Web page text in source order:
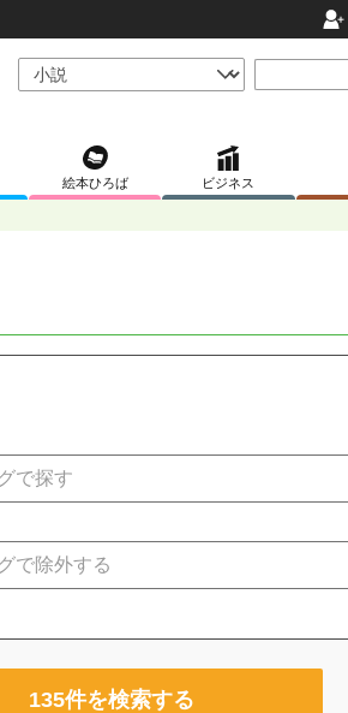
絵本ひろば ビジネス
135件を検索する